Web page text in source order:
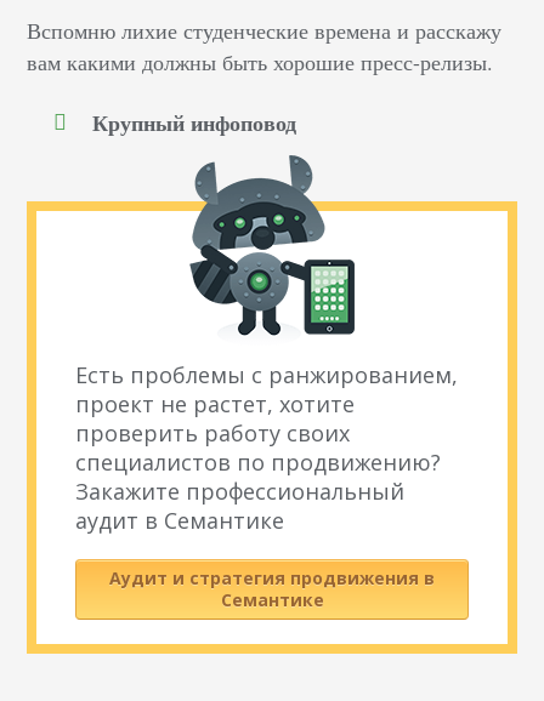
Вспомню лихие студенческие времена и расскажу
вам какими должны быть хорошие пресс-релизы.
Крупный инфоповод
Есть проблемы с ранжированием,
проект не растет, хотите
проверить работу своих
специалистов по продвижению?
Закажите профессиональный
аудит в Семантике
Аудит и стратегия продвижения в
Семантике